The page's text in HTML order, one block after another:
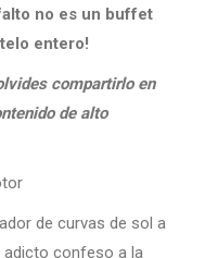
no es un buffet
entero!
compartirlo en
de alto
de curvas de sol a
adicto confeso a la